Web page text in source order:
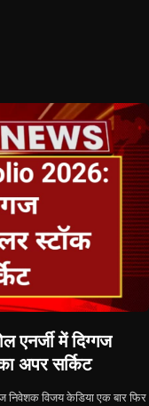
में दिग्गज
अपर सर्किट
निवेशक विजय केडिया एक बार फिर